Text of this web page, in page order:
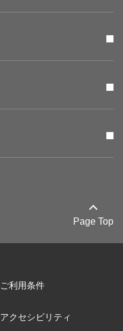
Page Top
ご利用条件
アクセシビリティ